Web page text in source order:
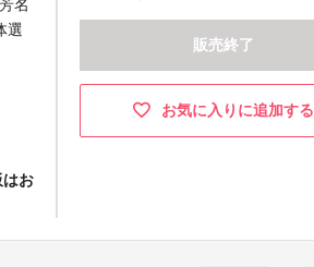
名
選
はお
販売終了
お気に入りに追加する